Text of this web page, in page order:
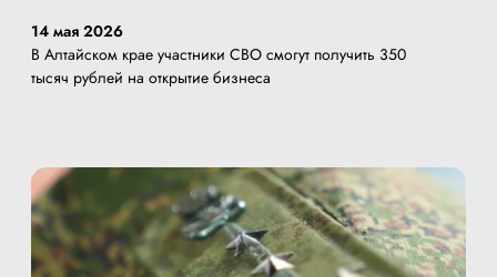
14 мая 2026
В Алтайском крае участники СВО смогут получить 350
тысяч рублей на открытие бизнеса